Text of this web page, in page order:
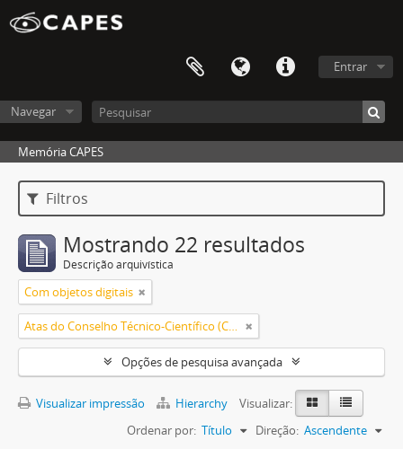
Entrar
Navegar
Memória CAPES
Filtros
Mostrando 22 resultados
Descrição arquivística
Com objetos digitais
Atas do Conselho Técnico-Científico (CTC) 1986-1992
Opções de pesquisa avançada
Visualizar impressão Hierarchy
Visualizar:
Ordenar por: Título Direção: Ascendente